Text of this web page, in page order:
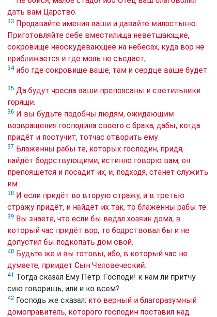
дать вам Царство.
33 Продавайте имения ваши и давайте милостыню.
Приготовляйте себе вместилища неветшающие,
сокровище неоскудевающее на небесах, куда вор не
приближается и где моль не съедает,
34 ибо где сокровище ваше, там и сердце ваше будет.
35 Да будут чресла ваши препоясаны и светильники
горящи.
36 И вы будьте подобны людям, ожидающим
возвращения господина своего с брака, дабы, когда
придёт и постучит, тотчас отворить ему.
37 Блаженны рабы те, которых господин, придя,
найдёт бодрствующими; истинно говорю вам, он
препояшется и посадит их, и, подходя, станет служить
им.
38 И если придёт во вторую стражу, и в третью
стражу придёт, и найдёт их так, то блаженны рабы те.
39 Вы знаете, что если бы ведал хозяин дома, в
который час придёт вор, то бодрствовал бы и не
допустил бы подкопать дом свой.
40 Будьте же и вы готовы, ибо, в который час не
думаете, приидет Сын Человеческий.
41 Тогда сказал Ему Пётр: Господи! к нам ли притчу
сию говоришь, или и ко всем?
42 Господь же сказал: кто верный и благоразумный
домоправитель, которого господин поставил над